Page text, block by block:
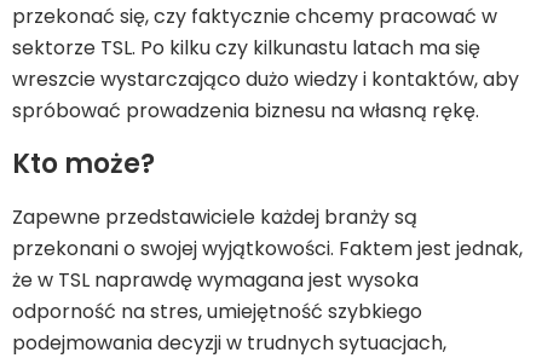
przekonać się, czy faktycznie chcemy pracować w
sektorze TSL. Po kilku czy kilkunastu latach ma się
wreszcie wystarczająco dużo wiedzy i kontaktów, aby
spróbować prowadzenia biznesu na własną rękę.
Kto może?
Zapewne przedstawiciele każdej branży są
przekonani o swojej wyjątkowości. Faktem jest jednak,
że w TSL naprawdę wymagana jest wysoka
odporność na stres, umiejętność szybkiego
podejmowania decyzji w trudnych sytuacjach,